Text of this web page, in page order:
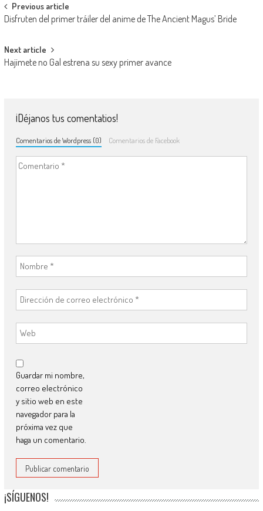
Navegación de entradas
Previous article
Disfruten del primer tráiler del anime de The Ancient Magus’ Bride
Next article
Hajimete no Gal estrena su sexy primer avance
¡Déjanos tus comentatios!
Comentarios de Wordpress (0) Comentarios de Facebook
Guardar mi nombre,
correo electrónico
y sitio web en este
navegador para la
próxima vez que
haga un comentario.
¡SÍGUENOS!